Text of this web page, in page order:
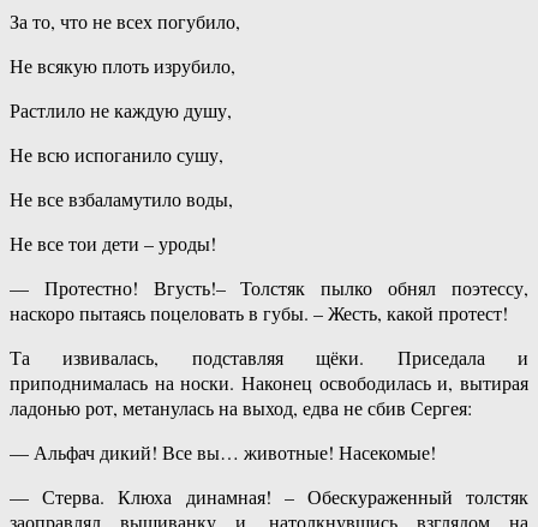
За то, что не всех погубило,
Не всякую плоть изрубило,
Растлило не каждую душу,
Не всю испоганило сушу,
Не все взбаламутило воды,
Не все тои дети – уроды!
— Протестно! Вгусть!– Толстяк пылко обнял поэтессу,
наскоро пытаясь поцеловать в губы. – Жесть, какой протест!
Та извивалась, подставляя щёки. Приседала и
приподнималась на носки. Наконец освободилась и, вытирая
ладонью рот, метанулась на выход, едва не сбив Сергея:
— Альфач дикий! Все вы… животные! Насекомые!
— Стерва. Клюха динамная! – Обескураженный толстяк